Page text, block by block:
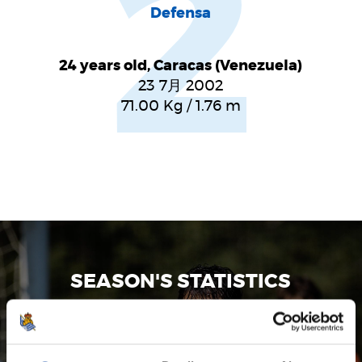
Defensa
24 years old, Caracas (Venezuela)
23 7月 2002
71.00 Kg /1.76 m
2
SEASON'S STATISTICS